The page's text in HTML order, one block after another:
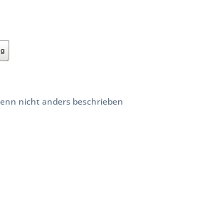
nicht anders beschrieben